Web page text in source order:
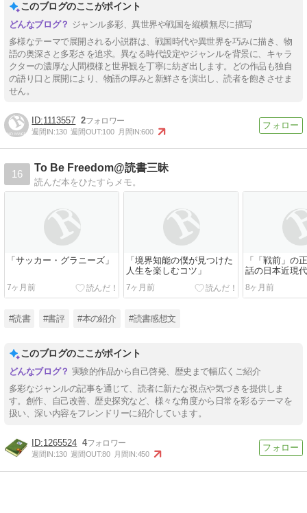
このブログのここがポイント
ジャンル多彩、異世界や戦国を縦横無尽に描写
多様なテーマで展開される小説群は、戦国時代や異世界を巧みに描き、物
語の奥深さと多彩さを追求。異なる時代設定やジャンルを背景に、キャラ
クターの濃厚な人間模様と世界観を丁寧に紡ぎ出します。どの作品も独自
の語り口と展開により、物語の厚みと新鮮さを演出し、読者を飽きさせま
せん。
1113557 2
週間IN:130 週間OUT:100 月間IN:600
16
To Be Freedom@読書三昧
読んだ本をひたすらメモ。
「サッカー・グラニーズ」
7ヶ月前
「境界知能の僕が見つけた
人生を楽しむコツ」
7ヶ月前
「「戦前」の
話の日本近現
8ヶ月前
#読書 #書評 #本の紹介 #読書感想文
このブログのここがポイント
実験的作品から自己啓発、歴史まで幅広くご紹介
多彩なジャンルの記事を通じて、読者に新たな視点や気づきを提供しま
す。創作、自己改善、歴史探究など、様々な角度から日常を彩るテーマを
扱い、深い内容をフレンドリーに紹介しています。
1265524 4
週間IN:130 週間OUT:80 月間IN:450